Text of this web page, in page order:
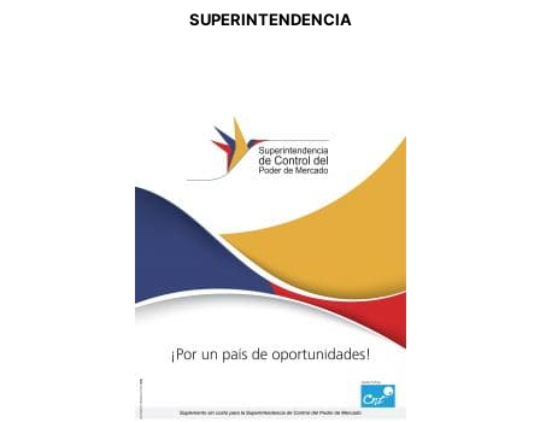
SUPERINTENDENCIA